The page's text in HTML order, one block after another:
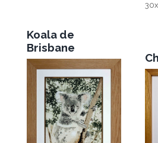
Koala de
Brisbane